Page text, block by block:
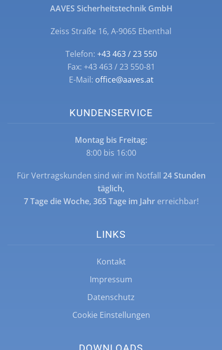
AAVES Sicherheitstechnik GmbH
Zeiss Straße 16, A-9065 Ebenthal
Telefon: +43 463 / 23 550
Fax: +43 463 / 23 550-81
E-Mail: office@aaves.at
KUNDENSERVICE
Montag bis Freitag:
8:00 bis 16:00
Für Vertragskunden sind wir im Notfall 24 Stunden
täglich,
7 Tage die Woche, 365 Tage im Jahrerreichbar!
LINKS
Kontakt
Impressum
Datenschutz
Cookie Einstellungen